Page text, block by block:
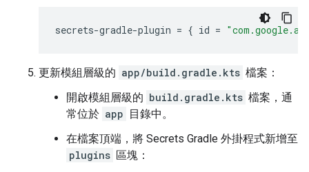
secrets-gradle-plugin = { id =
更新模組層級的 app/build.gradle.kts 檔案：
開啟模組層級的 build.gradle.kts 檔案，通
常位於 app 目錄中。
在檔案頂端，將 Secrets Gradle 外掛程式新增至
plugins 區塊：